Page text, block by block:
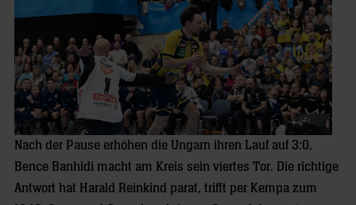
Nach der Pause erhöhen die Ungarn ihren Lauf auf 3:0,
Bence Banhidi macht am Kreis sein viertes Tor. Die richtige
Antwort hat Harald Reinkind parat, trifft per Kempa zum